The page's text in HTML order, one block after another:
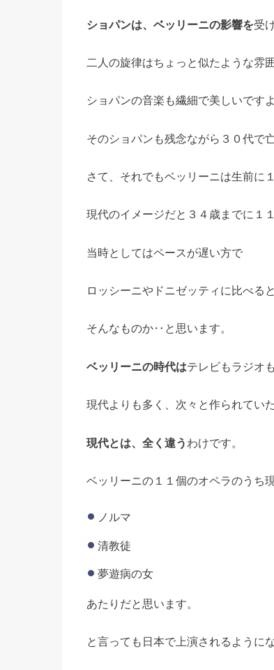
ショパンは、ベッリーニの影響を受
二人の旋律はちょっと似たような雰
ショパンの音楽も繊細で美しいですよ
そのショパンも残念ながら３０代で
さて、それでもベッリーニは生前に
現代のイメージだと３４歳までに１
当時としてはペースが遅い方で
ロッシーニやドニゼッティに比べると
そんなものか‥と思います。
ベッリーニの時代はテレビもラジオ
現代よりも多く、次々と作られてい
現代とは、全く違う わけです。
ベッリーニの１１個のオペラのうち
ノルマ
清教徒
夢遊病の女
あたりだと思います。
と言っても日本で上演されるように